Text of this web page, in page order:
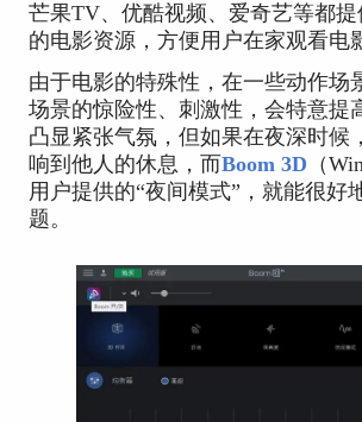
芒果TV、优酷视频、爱奇艺等都提
的电影资源，方便用户在家观看电
由于电影的特殊性，在一些动作场
场景的惊险性、刺激性，会特意提
凸显紧张气氛，但如果在夜深时候
响到他人的休息，而Boom 3D （
用户提供的“夜间模式”，就能很好
题。